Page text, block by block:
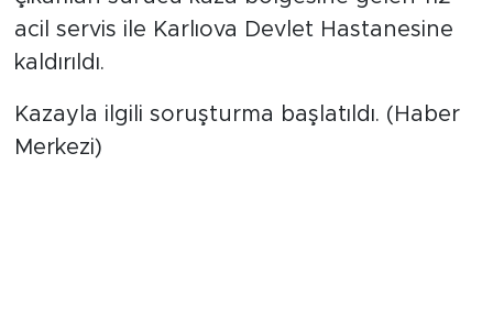
acil servis ile Karlıova Devlet Hastanesine
kaldırıldı.
Kazayla ilgili soruşturma başlatıldı. (Haber
Merkezi)